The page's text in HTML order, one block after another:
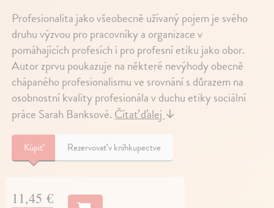
Profesionalita jako všeobecně užívaný pojem je svého
druhu výzvou pro pracovníky a organizace v
pomáhajících profesích i pro profesní etiku jako obor.
Autor zprvu poukazuje na některé nevýhody obecně
chápaného profesionalismu ve srovnání s důrazem na
osobnostní kvality profesionála v duchu etiky sociální
práce Sarah Banksové.Čítať ďalej↓
Kúpiť Rezervovať v kníhkupectve
11,45 €